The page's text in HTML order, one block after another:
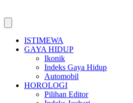
ISTIMEWA
GAYA HIDUP
Ikonik
Indeks Gaya Hidup
Automobil
HOROLOGI
Pilihan Editor